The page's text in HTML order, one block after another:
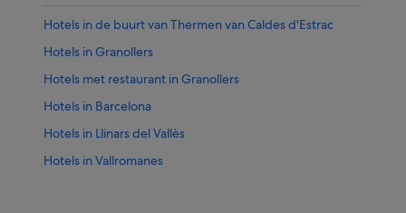
Hotels in de buurt van Thermen van Caldes d'Estrac
Hotels in Granollers
Hotels met restaurant in Granollers
Hotels in Barcelona
Hotels in Llinars del Vallès
Hotels in Vallromanes